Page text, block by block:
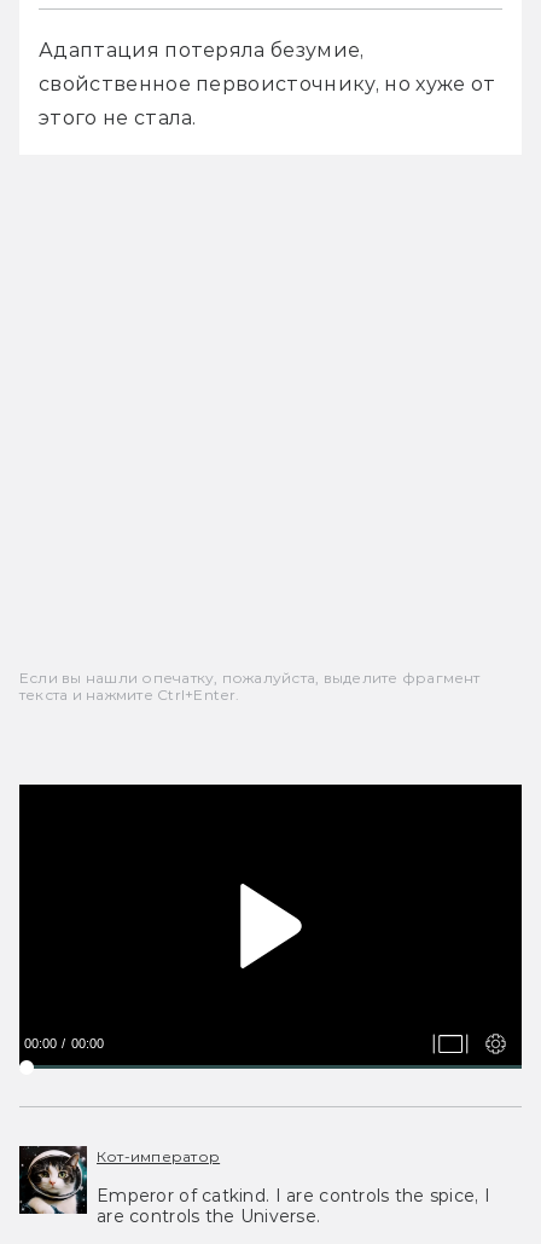
Адаптация потеряла безумие,
свойственное первоисточнику, но хуже от
этого не стала.
Если вы нашли опечатку, пожалуйста, выделите фрагмент
текста и нажмите Ctrl+Enter.
00:00 00:00
Кот-император
Emperor of catkind. I are controls the spice, I
are controls the Universe.